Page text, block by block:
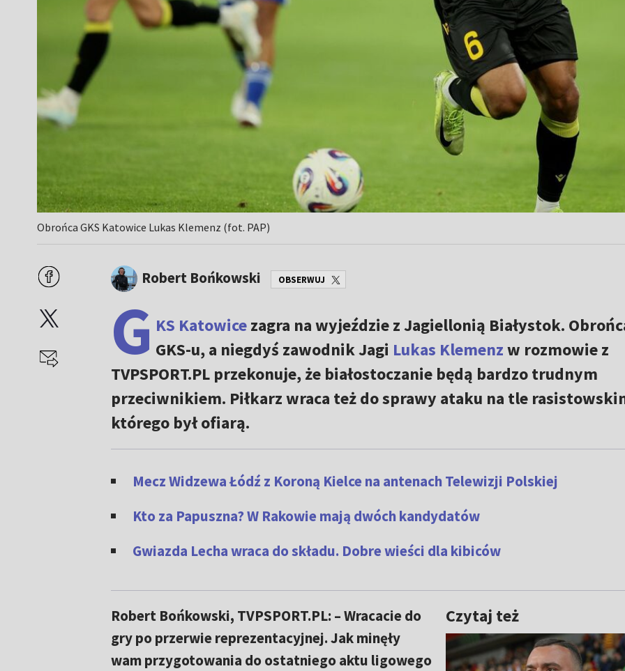
Obrońca GKS Katowice Lukas Klemenz (fot. PAP)
Robert Bońkowski OBSERWUJ
G KS Katowicezagra na wyjeździe z Jagiellonią Białystok.
GKS-u, a niegdyś zawodnik Jagi Lukas Klemenzw rozmowie z
TVPSPORT.PL przekonuje, że białostoczanie będą bardzo trudnym
przeciwnikiem. Piłkarz wraca też do sprawy ataku na tle
którego był ofiarą.
Mecz Widzewa Łódź z Koroną Kielce na antenach Telewizji Polskiej
Kto za Papuszna? W Rakowie mają dwóch kandydatów
Gwiazda Lecha wraca do składu. Dobre wieści dla kibiców
Czytaj też
Robert Bońkowski, TVPSPORT.PL: – Wracacie do
gry po przerwie reprezentacyjnej. Jak minęły
wam przygotowania do ostatniego aktu ligowego